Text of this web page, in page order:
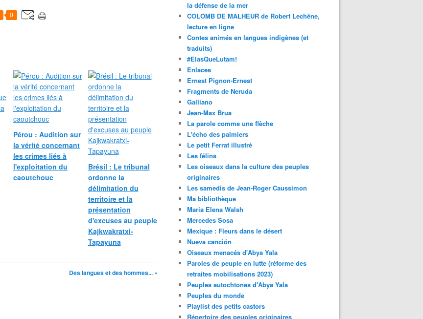
0
Pérou : Audition sur
la vérité concernant
les crimes liés à
l'exploitation du
caoutchouc
Brésil : Le tribunal
ordonne la
délimitation du
territoire et la
présentation
d'excuses au peuple
Kajkwakratxi-
Tapayuna
Des langues et des hommes... »
la défense de la mer
COLOMB DE MALHEUR de Robert Lechêne,
lecture en ligne
Contes animés en langues indigènes (et
traduits)
#ElasQueLutam!
Enlaces
Ernest Pignon-Ernest
Fragments de Neruda
Galliano
Jean-Max Brua
La parole comme une flèche
L'écho des palmiers
Le petit Ferrat illustré
Les félins
Les oiseaux dans la culture des peuples
originaires
Les samedis de Jean-Roger Caussimon
Ma bibliothèque
Maria Elena Walsh
Mercedes Sosa
Mexique : Fleurs dans le désert
Nueva canción
Oiseaux menacés d'Abya Yala
Paroles de peuple en lutte (réforme des
retraites mobilisations 2023)
Peuples autochtones d'Abya Yala
Peuples du monde
Playlist des petits castors
Répertoire des peuples originaires